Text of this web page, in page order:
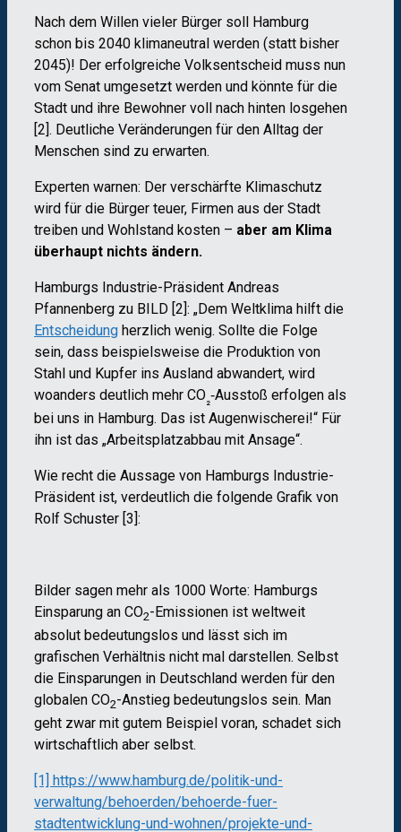
Nach dem Willen vieler Bürger soll Hamburg
schon bis 2040 klimaneutral werden (statt bisher
2045)! Der erfolgreiche Volksentscheid muss nun
vom Senat umgesetzt werden und könnte für die
Stadt und ihre Bewohner voll nach hinten losgehen
[2]. Deutliche Veränderungen für den Alltag der
Menschen sind zu erwarten.
Experten warnen: Der verschärfte Klimaschutz
wird für die Bürger teuer, Firmen aus der Stadt
treiben und Wohlstand kosten – aber am Klima
überhaupt nichts ändern.
Hamburgs Industrie-Präsident Andreas
Pfannenberg zu BILD [2]: „Dem Weltklima hilft die
Entscheidung herzlich wenig. Sollte die Folge
sein, dass beispielsweise die Produktion von
Stahl und Kupfer ins Ausland abwandert, wird
woanders deutlich mehr CO₂‑Ausstoß erfolgen als
bei uns in Hamburg. Das ist Augenwischerei!“ Für
ihn ist das „Arbeitsplatzabbau mit Ansage“.
Wie recht die Aussage von Hamburgs Industrie-
Präsident ist, verdeutlich die folgende Grafik von
Rolf Schuster [3]:
Bilder sagen mehr als 1000 Worte: Hamburgs
Einsparung an CO2-Emissionen ist weltweit
absolut bedeutungslos und lässt sich im
grafischen Verhältnis nicht mal darstellen. Selbst
die Einsparungen in Deutschland werden für den
globalen CO2-Anstieg bedeutungslos sein. Man
geht zwar mit gutem Beispiel voran, schadet sich
wirtschaftlich aber selbst.
[1] https://www.hamburg.de/politik-und-
verwaltung/behoerden/behoerde-fuer-
stadtentwicklung-und-wohnen/projekte-und-